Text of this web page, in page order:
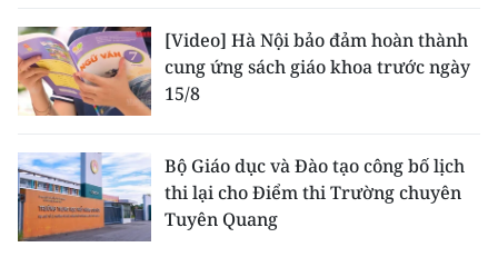
[Video] Hà Nội bảo đảm hoàn thành
cung ứng sách giáo khoa trước ngày
15/8
Bộ Giáo dục và Đào tạo công bố lịch
thi lại cho Điểm thi Trường chuyên
Tuyên Quang